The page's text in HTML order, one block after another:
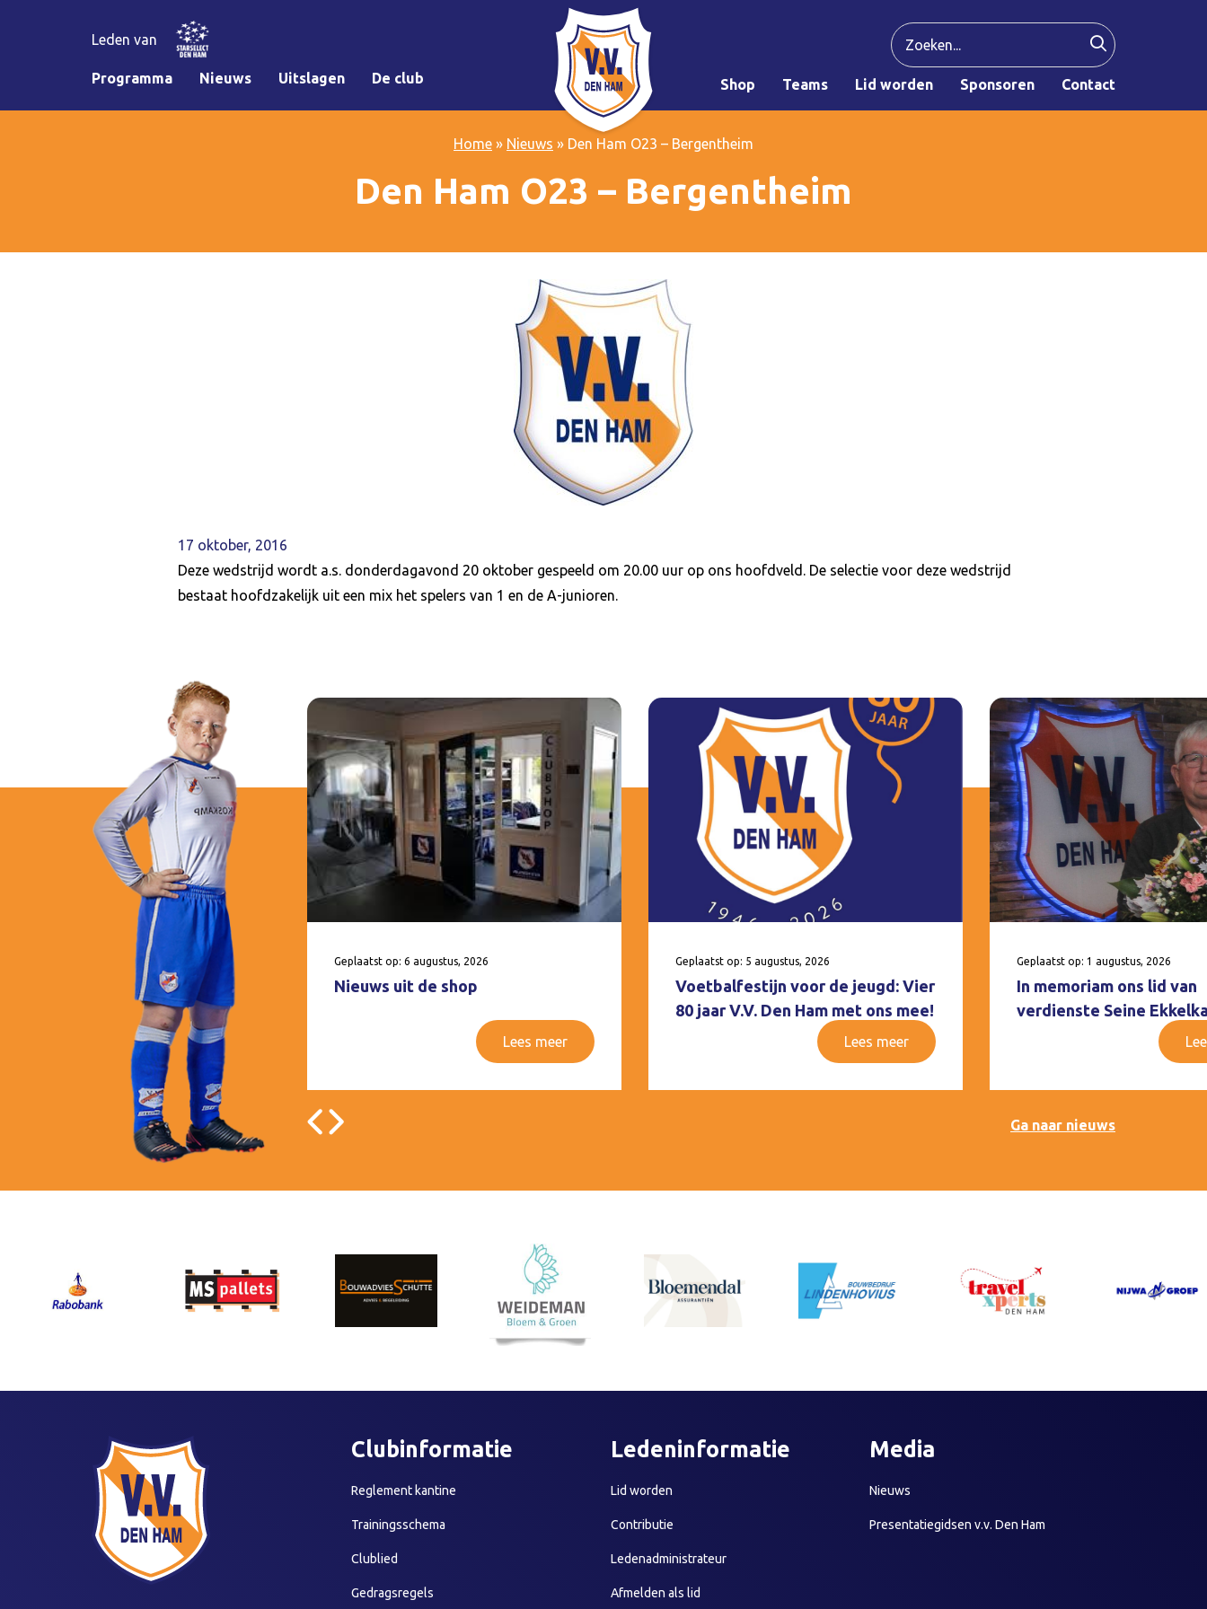
Leden van
Programma Nieuws Uitslagen De club Shop Teams Lid worden Sponsoren Contact
Home » Nieuws » Den Ham O23 – Bergentheim
Den Ham O23 – Bergentheim
17 oktober, 2016
Deze wedstrijd wordt a.s. donderdagavond 20 oktober gespeeld om 20.00 uur op ons hoofdveld. De selectie voor deze wedstrijd
bestaat hoofdzakelijk uit een mix het spelers van 1 en de A-junioren.
Geplaatst op: 6 augustus, 2026
Nieuws uit de shop
Lees meer
Geplaatst op: 5 augustus, 2026
Voetbalfestijn voor de jeugd: Vier
80 jaar V.V. Den Ham met ons mee!
Lees meer
Geplaatst op: 1 augustus, 2026
In memoriam ons lid van
verdienste Seine
Ga naar nieuws
Clubinformatie
Reglement kantine
Trainingsschema
Clublied
Gedragsregels
Ledeninformatie
Lid worden
Contributie
Ledenadministrateur
Afmelden als lid
Media
Nieuws
Presentatiegidsen v.v. Den Ham